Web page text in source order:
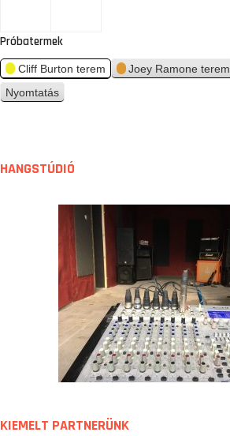
Próbatermek
Cliff Burton terem Joey Ramone terem
Nyomtatás
t
HANGSTÚDIÓ
KIEMELT PARTNERÜNK